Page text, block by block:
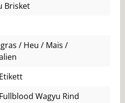
Brisket
/ Heu / Mais /
Wagyu Rind